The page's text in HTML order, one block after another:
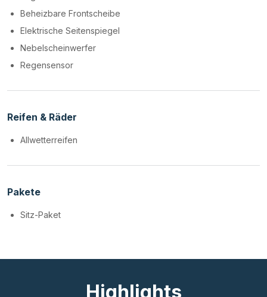
Beheizbare Frontscheibe
Elektrische Seitenspiegel
Nebelscheinwerfer
Regensensor
Reifen & Räder
Allwetterreifen
Pakete
Sitz-Paket
Highlights